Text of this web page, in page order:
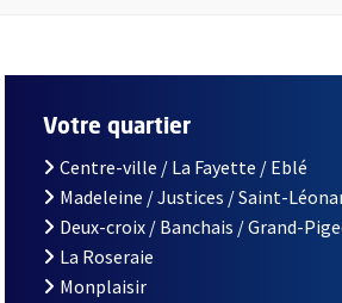
obligatoire)
D'INSCRIPTION À LA LETTRE
Votre quartier
Centre-ville / La Fayette / Eblé
Madeleine / Justices / Saint-
Deux-croix / Banchais / Grand-
La Roseraie
Monplaisir